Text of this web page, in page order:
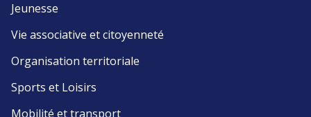
Jeunesse
Vie associative et citoyenneté
Organisation territoriale
Sports et Loisirs
Mobilité et transport